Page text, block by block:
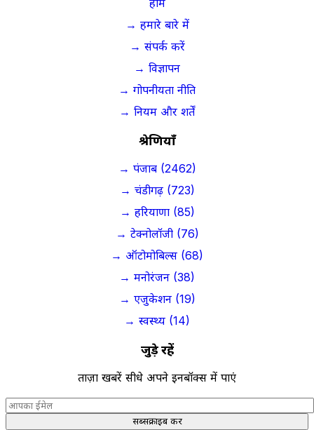
होम
→ हमारे बारे में
→ संपर्क करें
→ विज्ञापन
→ गोपनीयता नीति
→ नियम और शर्तें
श्रेणियाँ
→ पंजाब (2462)
→ चंडीगढ़ (723)
→ हरियाणा (85)
→ टेक्नोलॉजी (76)
→ ऑटोमोबिल्स (68)
→ मनोरंजन (38)
→ एजुकेशन (19)
→ स्वस्थ्य (14)
जुड़े रहें
ताज़ा खबरें सीधे अपने इनबॉक्स में पाएं
सब्सक्राइब करें